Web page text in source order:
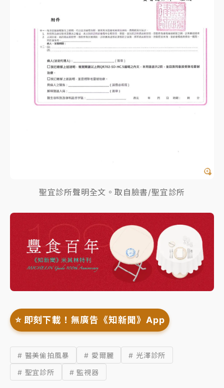
聖宜診所聲明全文。取自臉書/聖宜診所
⭐️ 即刻下載！無廣告《知新聞》App
# 醫美偷拍風暴 # 愛爾麗
# 光澤診所
# 聖宜診所
# 監視器